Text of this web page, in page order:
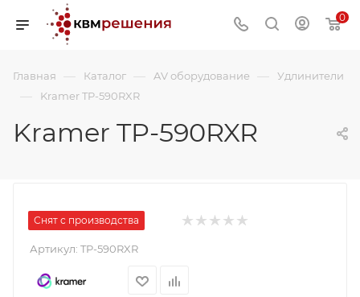
0
Главная — Каталог — AV оборудование — Удлинители
— Kramer TP-590RXR
Kramer TP-590RXR
Снят с производства
Артикул: TP-590RXR